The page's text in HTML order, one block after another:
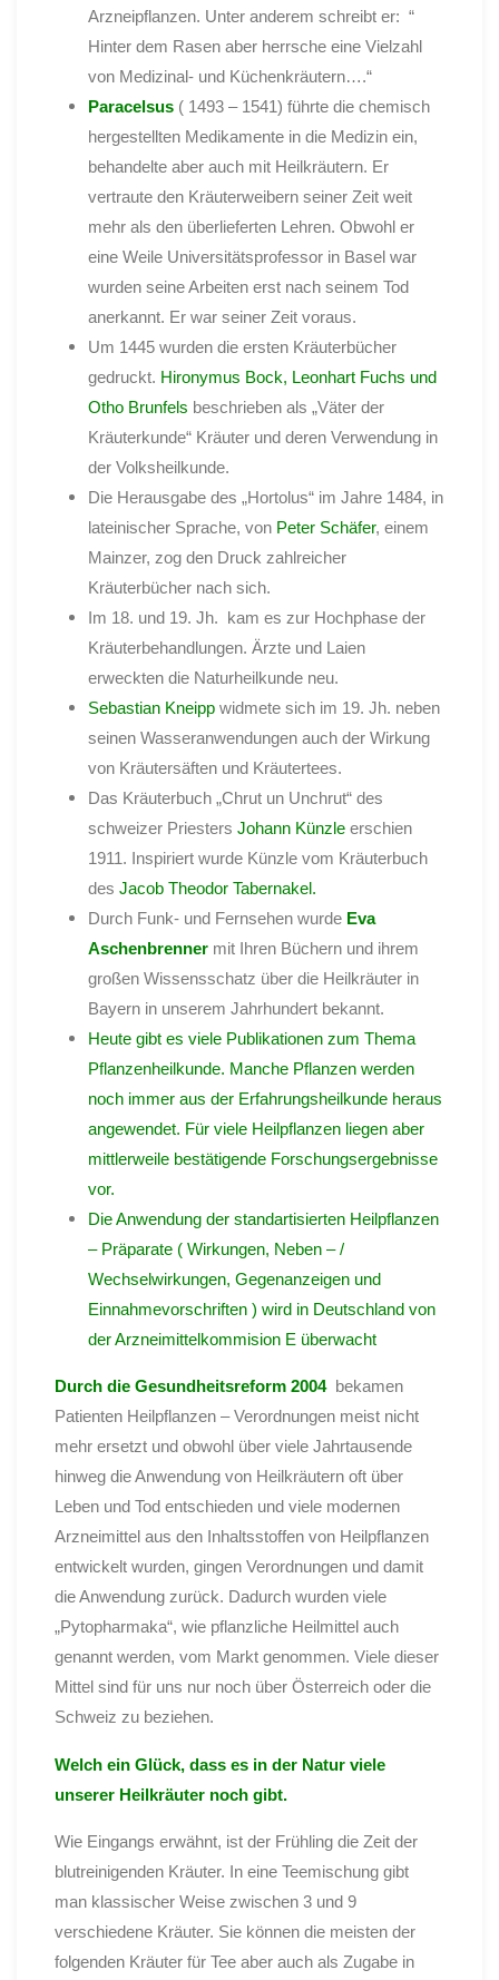
Arzneipflanzen. Unter anderem schreibt er: “
Hinter dem Rasen aber herrsche eine Vielzahl
von Medizinal- und Küchenkräutern….“
Paracelsus ( 1493 – 1541) führte die chemisch
hergestellten Medikamente in die Medizin ein,
behandelte aber auch mit Heilkräutern. Er
vertraute den Kräuterweibern seiner Zeit weit
mehr als den überlieferten Lehren. Obwohl er
eine Weile Universitätsprofessor in Basel war
wurden seine Arbeiten erst nach seinem Tod
anerkannt. Er war seiner Zeit voraus.
Um 1445 wurden die ersten Kräuterbücher
gedruckt. Hironymus Bock, Leonhart Fuchs und
Otho Brunfels beschrieben als „Väter der
Kräuterkunde“ Kräuter und deren Verwendung in
der Volksheilkunde.
Die Herausgabe des „Hortolus“ im Jahre 1484, in
lateinischer Sprache, von Peter Schäfer, einem
Mainzer, zog den Druck zahlreicher
Kräuterbücher nach sich.
Im 18. und 19. Jh. kam es zur Hochphase der
Kräuterbehandlungen. Ärzte und Laien
erweckten die Naturheilkunde neu.
Sebastian Kneipp widmete sich im 19. Jh. neben
seinen Wasseranwendungen auch der Wirkung
von Kräutersäften und Kräutertees.
Das Kräuterbuch „Chrut un Unchrut“ des
schweizer PriestersJohann Künzle erschien
1911. Inspiriert wurde Künzle vom Kräuterbuch
desJacob Theodor Tabernakel.
Durch Funk- und Fernsehen wurde Eva
Aschenbrenner mit Ihren Büchern und ihrem
großen Wissensschatz über die Heilkräuter in
Bayern in unserem Jahrhundert bekannt.
Heute gibt es viele Publikationen zum Thema
Pflanzenheilkunde. Manche Pflanzen werden
noch immer aus der Erfahrungsheilkunde heraus
angewendet. Für viele Heilpflanzen liegen aber
mittlerweile bestätigende Forschungsergebnisse
vor.
Die Anwendung derstandartisierten Heilpflanzen
– Präparate ( Wirkungen, Neben – /
Wechselwirkungen, Gegenanzeigen und
Einnahmevorschriften ) wird in Deutschland von
derArzneimittelkommision E überwacht
Durch die Gesundheitsreform 2004 bekamen
Patienten Heilpflanzen – Verordnungen meist nicht
mehr ersetzt und obwohl über viele Jahrtausende
hinweg die Anwendung von Heilkräutern oft über
Leben und Tod entschieden und viele modernen
Arzneimittel aus den Inhaltsstoffen von Heilpflanzen
entwickelt wurden, gingen Verordnungen und damit
die Anwendung zurück. Dadurch wurden viele
„Pytopharmaka“, wie pflanzliche Heilmittel auch
genannt werden, vom Markt genommen. Viele dieser
Mittel sind für uns nur noch über Österreich oder die
Schweiz zu beziehen.
Welch ein Glück, dass es in der Natur viele
unserer Heilkräuter noch gibt.
Wie Eingangs erwähnt, ist der Frühling die Zeit der
blutreinigenden Kräuter. In eine Teemischung gibt
man klassischer Weise zwischen 3 und 9
verschiedene Kräuter. Sie können die meisten der
folgenden Kräuter für Tee aber auch als Zugabe in